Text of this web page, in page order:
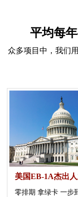
平均每
众多项目中，我们
美国EB-1A杰出
零排期 拿绿卡 一步